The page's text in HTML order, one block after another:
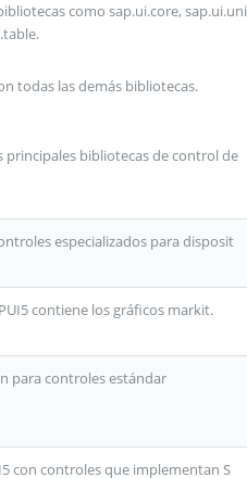
como sap.ui.core, sap.ui.uni
todas las demás bibliotecas.
principales bibliotecas de control de
especializados para disposit
contiene los gráficos markit.
para controles estándar
con controles que implementan S